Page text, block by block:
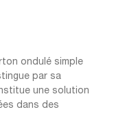
ondulé simple
par sa
une solution
dans des